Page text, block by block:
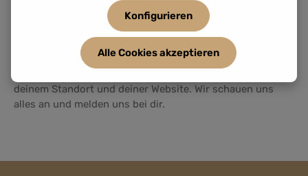
dich mit aufzunehmen. So finden Familien nicht nur
unsere Tragen, sondern auch die Menschen, die sie
kompetent und mit viel Herzblut begleiten.
deinem Standort und deiner Website. Wir schauen uns
alles an und melden uns bei dir.
Konfigurieren
Alle Cookies akzeptieren